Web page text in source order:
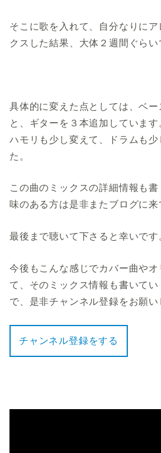
そこに歌を入れて、自分なりに
クスした結果、大体２週間ぐらい
具体的に変えた点としては、ベ
と、ギターを３本追加していま
ハモリも少し変えて、ドラムも
た。
この曲のミックスの詳細情報も
味のある方は是非またブログに来
最後まで聴いて下さると幸いです
今後もこんな感じでカバー曲や
て、そのミックス情報も書いて
で、是非チャンネル登録をお願い
チャンネル登録をする